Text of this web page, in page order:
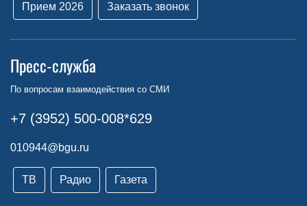
Прием 2026 Заказать звонок
Пресс-служба
По вопросам взаимодействия со СМИ
+7 (3952) 500-008*629
010944@bgu.ru
ТВ Радио Газета